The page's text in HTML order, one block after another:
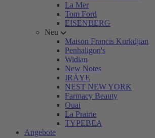
La Mer
Tom Ford
EISENBERG
Neu
Maison Francis Kurkdjian
Penhaligon's
Widian
New Notes
IRÄYE
NEST NEW YORK
Farmacy Beauty
Ouai
La Prairie
TYPEBEA
Angebote